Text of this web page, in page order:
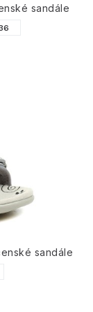
sandále
sandále